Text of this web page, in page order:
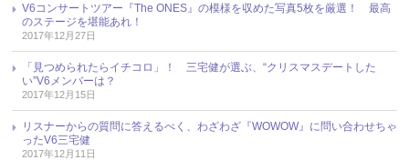
V6コンサートツアー『The ONES』の模様を収めた写真5枚を厳選！ 最高
のステージを堪能あれ！
2017年12月27日
「見つめられたらイチコロ」！ 三宅健が選ぶ、“クリスマスデートした
い”V6メンバーは？
2017年12月15日
リスナーからの質問に答えるべく、わざわざ『WOWOW』に問い合わせちゃ
ったV6三宅健
2017年12月11日